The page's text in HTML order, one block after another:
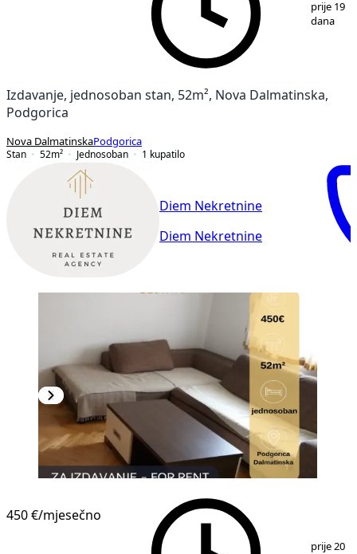
prije 19
dana
Izdavanje, jednosoban stan, 52m², Nova Dalmatinska,
Podgorica
Nova DalmatinskaPodgorica
Stan
52m² Jednosoban 1 kupatilo
Diem Nekretnine
Diem Nekretnine
450 €/mjesečno
prije 20